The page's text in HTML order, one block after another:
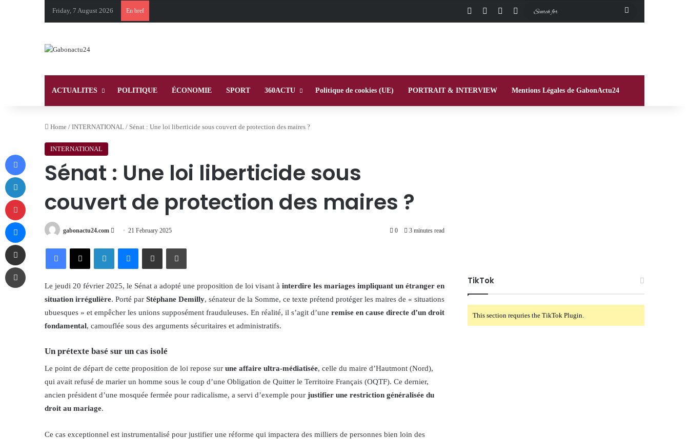
Friday, 7 August 2026 En bref Facebook InstagramSwitch skin
ACTUALITES POLITIQUE ÉCONOMIE SPORT 360ACTU Politique de cookies (UE) PORTRAIT & INTERVIEW Mentions Légales de GabonActu24
Home / INTERNATIONAL / Sénat : Une loi liberticide sous couvert de protection des maires ?
INTERNATIONAL
Sénat : Une loi liberticide sous
couvert de protection des maires ?
gabonactu24.com
Send 21 February 2025 0 3 minutes read
FacebookX LinkedInMessengerShare via Email Print
Le jeudi 20 février 2025, le Sénat a adopté une proposition de loi visant à interdire les mariages impliquant un étranger en
situation irrégulière. Porté par Stéphane Demilly, sénateur de la Somme, ce texte prétend protéger les maires de « situations
ubuesques » et empêcher les unions supposément frauduleuses. En réalité, il s’agit d’une remise en cause directe d’un droit
fondamental, camouflée sous des arguments sécuritaires et administratifs.
Un prétexte basé sur un cas isolé
Le point de départ de cette proposition de loi repose sur une affaire ultra-médiatisée, celle du maire d’Hautmont (Nord),
qui avait refusé de marier un homme sous le coup d’une Obligation de Quitter le Territoire Français (OQTF). Ce dernier,
ancien président d’une mosquée fermée pour radicalisme, a servi d’exemple pour justifier une restriction généralisée du
droit au mariage.
Ce cas exceptionnel est instrumentalisé pour justifier une réforme qui impactera des milliers de personnes bien loin des
TikTok
This section requries the TikTok Plugin.
Facebook
LinkedIn
Pinterest
Messenger